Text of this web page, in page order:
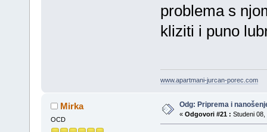
problema s
kliziti i puno
www.apartmani-jurcan-porec.com
Mirka
OCD
Odg: Priprema i
« Odgovori #21 : Studeni